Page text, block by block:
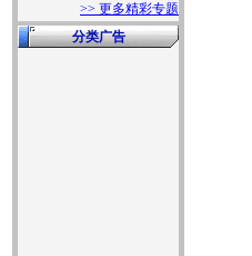
>> 更多精彩专题
分类广告